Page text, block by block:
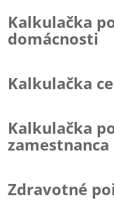
Kalkulačka
domácnosti
Kalkulačka
Kalkulačka
zamestnanca
Zdravotné